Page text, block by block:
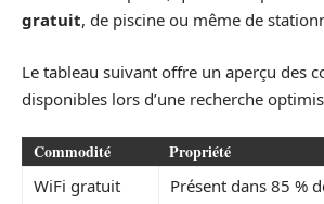
gratuit, de piscine ou même de
Le tableau suivant offre un aperçu des
disponibles lors d’une recherche
Commodité Propriété
WiFi gratuit
Présent dans 85 %